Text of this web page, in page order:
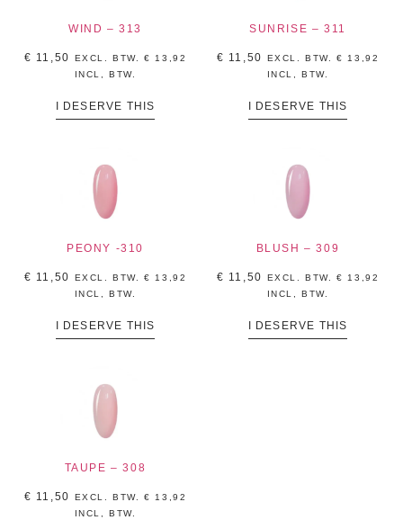
WIND – 313
€ 11,50 EXCL. BTW.€ 13,92
INCL, BTW.
I DESERVE THIS
SUNRISE – 311
€ 11,50 EXCL. BTW.€ 13,92
INCL, BTW.
I DESERVE THIS
PEONY -310
€ 11,50 EXCL. BTW.€ 13,92
INCL, BTW.
I DESERVE THIS
BLUSH – 309
€ 11,50 EXCL. BTW.€ 13,92
INCL, BTW.
I DESERVE THIS
TAUPE – 308
€ 11,50 EXCL. BTW.€ 13,92
INCL, BTW.